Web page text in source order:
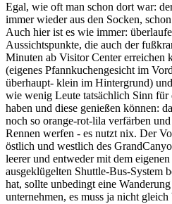
Egal, wie oft man schon dort war:
immer wieder aus den Socken,
Auch hier ist es wie immer:
Aussichtspunkte, die auch der
Minuten ab Visitor Center erreichen
(eigenes Pfannkuchengesicht im
überhaupt- klein im Hintergrund)
wie wenig Leute tatsächlich Sinn für
haben und diese genießen können:
noch so orange-rot-lila verfärben
Rennen werfen - es nutzt nix. Der
östlich und westlich des
leerer und entweder mit dem
ausgeklügelten Shuttle-Bus-System
hat, sollte unbedingt eine
unternehmen, es muss ja nicht